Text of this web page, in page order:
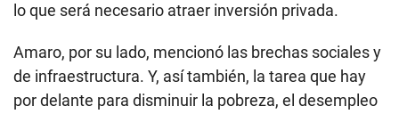
lo que será necesario atraer inversión privada.
Amaro, por su lado, mencionó las brechas sociales y
de infraestructura. Y, así también, la tarea que hay
por delante para disminuir la pobreza, el desempleo